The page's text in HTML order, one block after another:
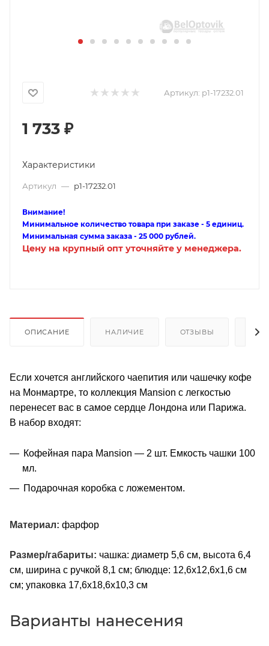
Артикул: p1-17232.01
1 733 ₽
Характеристики
Артикул — p1-17232.01
Внимание!
Минимальное количество товара при заказе - 5 единиц.
Минимальная сумма заказа - 25 000 рублей.
Цену на крупный опт уточняйте у менеджера.
ОПИСАНИЕ НАЛИЧИЕ ОТЗЫВЫ
Если хочется английского чаепития или чашечку кофе
на Монмартре, то коллекция Mansion с легкостью
перенесет вас в самое сердце Лондона или Парижа.
В набор входят:
Кофейная пара Mansion — 2 шт. Емкость чашки 100
мл.
Подарочная коробка с ложементом.
Материал: фарфор
Размер/габариты: чашка: диаметр 5,6 см, высота 6,4
см, ширина с ручкой 8,1 см; блюдце: 12,6х12,6х1,6 см
см; упаковка 17,6х18,6х10,3 см
Варианты нанесения